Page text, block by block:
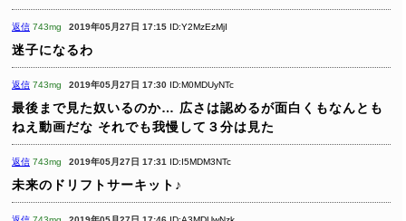
返信 743mg 2019年05月27日 17:15 ID:Y2MzEzMjI
迷子になるわ
返信 743mg 2019年05月27日 17:30 ID:M0MDUyNTc
最後まで見た奴いるのか… 広さは認めるが面白くもなんとも
ねえ動画だな それでも我慢して３分は見た
返信 743mg 2019年05月27日 17:31 ID:I5MDM3NTc
未来のドリフトサーキット♪